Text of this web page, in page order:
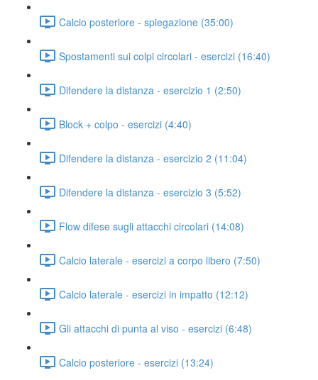
Calcio posteriore - spiegazione (35:00)
Spostamenti sui colpi circolari - esercizi (16:40)
Difendere la distanza - esercizio 1 (2:50)
Block + colpo - esercizi (4:40)
Difendere la distanza - esercizio 2 (11:04)
Difendere la distanza - esercizio 3 (5:52)
Flow difese sugli attacchi circolari (14:08)
Calcio laterale - esercizi a corpo libero (7:50)
Calcio laterale - esercizi in impatto (12:12)
Gli attacchi di punta al viso - esercizi (6:48)
Calcio posteriore - esercizi (13:24)